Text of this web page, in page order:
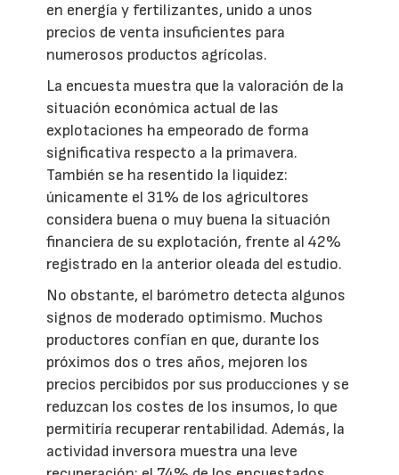
en energía y fertilizantes, unido a unos
precios de venta insuficientes para
numerosos productos agrícolas.
La encuesta muestra que la valoración de la
situación económica actual de las
explotaciones ha empeorado de forma
significativa respecto a la primavera.
También se ha resentido la liquidez:
únicamente el 31% de los agricultores
considera buena o muy buena la situación
financiera de su explotación, frente al 42%
registrado en la anterior oleada del estudio.
No obstante, el barómetro detecta algunos
signos de moderado optimismo. Muchos
productores confían en que, durante los
próximos dos o tres años, mejoren los
precios percibidos por sus producciones y se
reduzcan los costes de los insumos, lo que
permitiría recuperar rentabilidad. Además, la
actividad inversora muestra una leve